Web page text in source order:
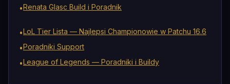
•Renata Glasc Build i Poradnik
•LoL Tier Lista — Najlepsi Championowie w Patchu 16.6
•Poradniki Support
•League of Legends — Poradniki i Buildy